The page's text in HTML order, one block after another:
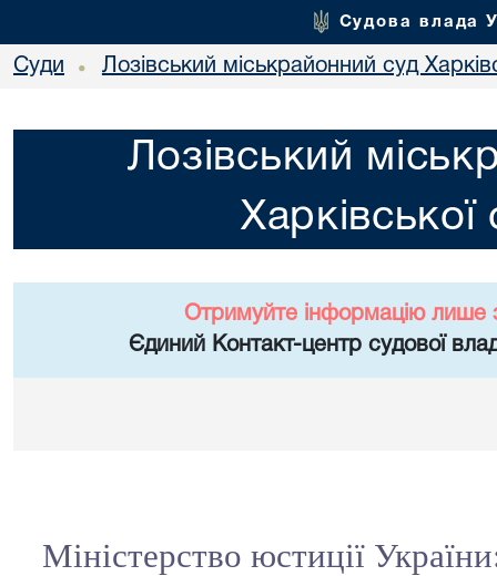
Судова влада
Суди • Лозівський міськрайонний суд
Лозівський
Харківської
Отримуйте інформацію лише
Єдиний Контакт-центр судової
Міністерство юстиції